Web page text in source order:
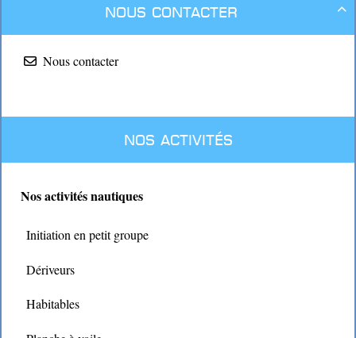

Nous contacter
Nous contacter
Nos activités
Nos activités nautiques
Initiation en petit groupe
Dériveurs
Habitables